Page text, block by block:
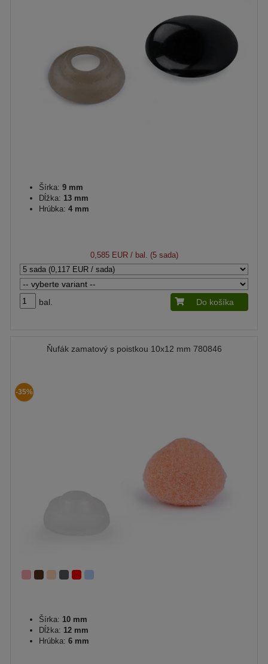
Šírka: 9 mm
Dĺžka: 13 mm
Hrúbka: 4 mm
0,585 EUR/ bal. (5 sada)
bal. Do košíka
Ňufák zamatový s poistkou 10x12 mm 780846
-35%
Šírka: 10 mm
Dĺžka: 12 mm
Hrúbka: 6 mm